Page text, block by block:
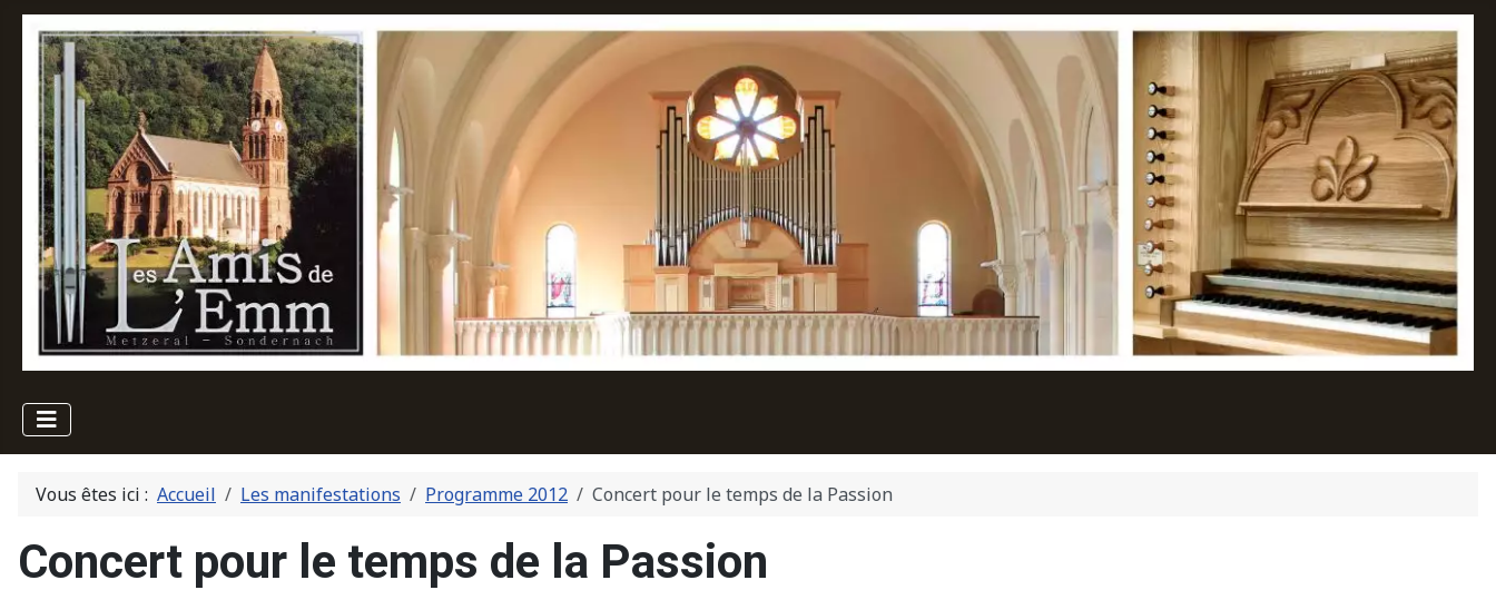
Vous êtes ici : Accueil Les manifestations Programme 2012 Concert pour le temps de la Passion
Concert pour le temps de la Passion